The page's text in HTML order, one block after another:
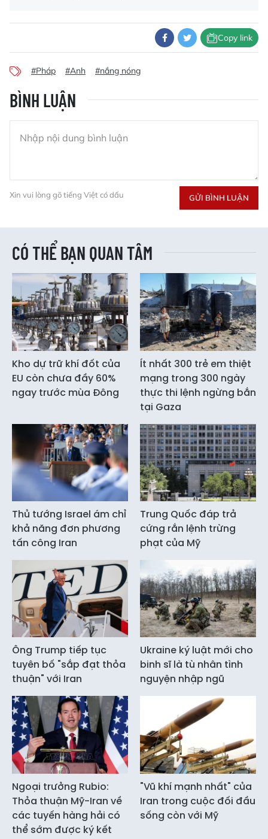
Copy link
#Pháp #Anh #nắng nóng
BÌNH LUẬN
Xin vui lòng gõ tiếng Việt có dấu GỬI BÌNH LUẬN
CÓ THỂ BẠN QUAN TÂM
Kho dự trữ khí đốt của
EU còn chưa đầy 60%
ngay trước mùa Đông
Ít nhất 300 trẻ em thiệt
mạng trong 300 ngày
thực thi lệnh ngừng bắn
tại Gaza
Thủ tướng Israel ám chỉ
khả năng đơn phương
tấn công Iran
Trung Quốc đáp trả
cứng rắn lệnh trừng
phạt của Mỹ
Ông Trump tiếp tục
tuyên bố "sắp đạt thỏa
thuận" với Iran
Ukraine ký luật mới cho
binh sĩ là tù nhân tình
nguyện nhập ngũ
Ngoại trưởng Rubio:
Thỏa thuận Mỹ-Iran về
các tuyến hàng hải có
thể sớm được ký kết
"Vũ khí mạnh nhất" của
Iran trong cuộc đối đầu
sống còn với Mỹ